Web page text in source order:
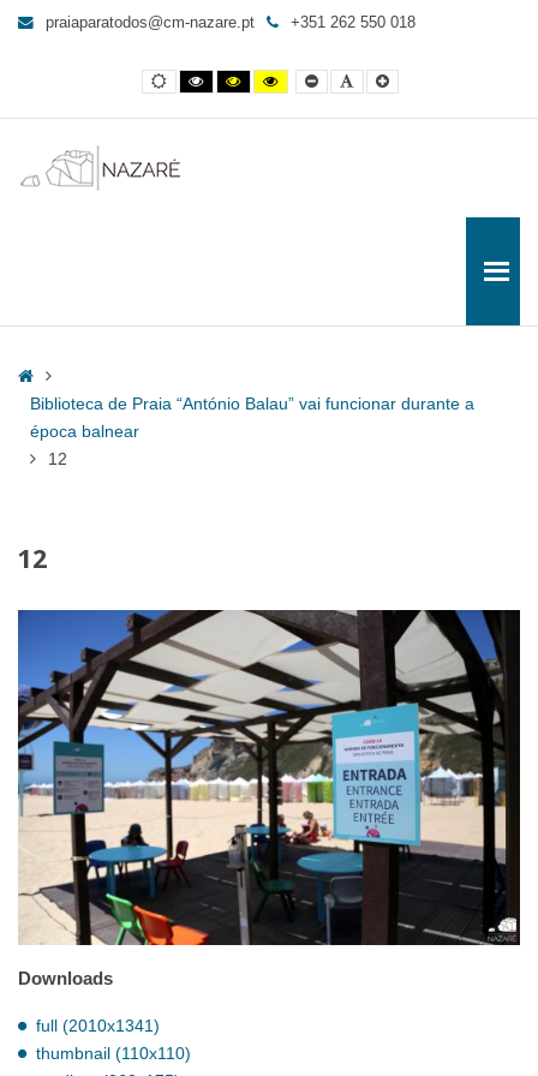
Todos
praiaparatodos@cm-nazare.pt +351 262 550 018
Contraste
normal
Contraste
preto
branco
Contraste
preto
amarelo
Yellow
and
contrast
Smaller
Font
Letra
por
Letra
maior
Home
Biblioteca de Praia “António Balau” vai funcionar durante a
época balnear
12
12
Downloads
full (2010x1341)
thumbnail (110x110)